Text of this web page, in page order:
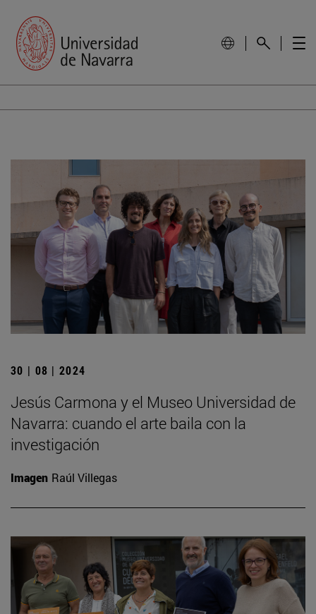
30 | 08 | 2024
Jesús Carmona y el Museo Universidad de
Navarra: cuando el arte baila con la
investigación
Imagen Raúl Villegas